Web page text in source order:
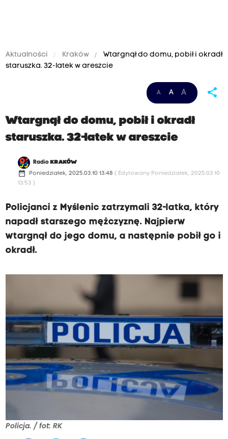
Aktualności Kraków
Wtargnął do domu, pobił i okradł
staruszka. 32-latek w areszcie
A A A share
Wtargnął do domu, pobił i okradł
staruszka. 32-latek w areszcie
Radio KRAKÓW
date_range Poniedziałek, 2025.03.10 13:48 ( Edytowany Poniedziałek, 2025.03.10
13:53 )
Policjanci z Myślenic zatrzymali 32-latka, który
napadł starszego mężczyznę. Najpierw
wtargnął do jego domu, a następnie pobił go i
okradł.
Policja. / fot: RK